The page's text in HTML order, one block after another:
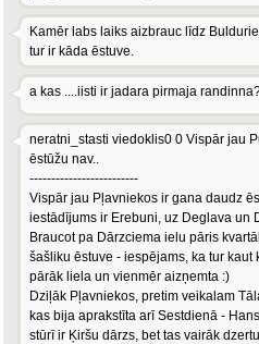
Kamēr labs laiks aizbrauc līdz
tur ir kāda ēstuve.
a kas ....iisti ir jadara pirmaja
neratni_stasti viedoklis0 0 Vispār jau
ēstūžu nav..
-------------------------
Vispār jau Pļavniekos ir gana daudz
iestādījums ir Erebuni, uz Deglava un
Braucot pa Dārzciema ielu pāris
šašliku ēstuve - iespējams, ka tur
pārāk liela un vienmēr aizņemta :)
Dziļāk Pļavniekos, pretim veikalam
kas bija aprakstīta arī Sestdienā -
stūrī ir Ķiršu dārzs, bet tas vairāk